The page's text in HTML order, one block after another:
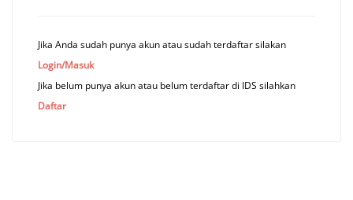
Jika Anda sudah punya akun atau sudah terdaftar silakan
Login/Masuk
Jika belum punya akun atau belum terdaftar di IDS silahkan
Daftar